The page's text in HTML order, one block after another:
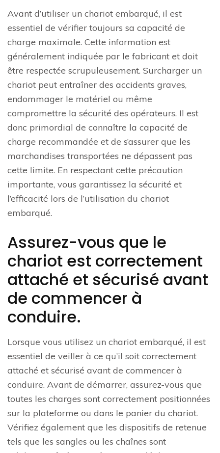
Avant d’utiliser un chariot embarqué, il est
essentiel de vérifier toujours sa capacité de
charge maximale. Cette information est
généralement indiquée par le fabricant et doit
être respectée scrupuleusement. Surcharger un
chariot peut entraîner des accidents graves,
endommager le matériel ou même
compromettre la sécurité des opérateurs. Il est
donc primordial de connaître la capacité de
charge recommandée et de s’assurer que les
marchandises transportées ne dépassent pas
cette limite. En respectant cette précaution
importante, vous garantissez la sécurité et
l’efficacité lors de l’utilisation du chariot
embarqué.
Assurez-vous que le
chariot est correctement
attaché et sécurisé avant
de commencer à
conduire.
Lorsque vous utilisez un chariot embarqué, il est
essentiel de veiller à ce qu’il soit correctement
attaché et sécurisé avant de commencer à
conduire. Avant de démarrer, assurez-vous que
toutes les charges sont correctement positionnées
sur la plateforme ou dans le panier du chariot.
Vérifiez également que les dispositifs de retenue
tels que les sangles ou les chaînes sont